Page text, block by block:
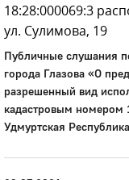
18:28:000069:3
ул. Сулимова, 19
Публичные слушания
города Глазова «О
разрешенный вид
кадастровым номером
Удмуртская